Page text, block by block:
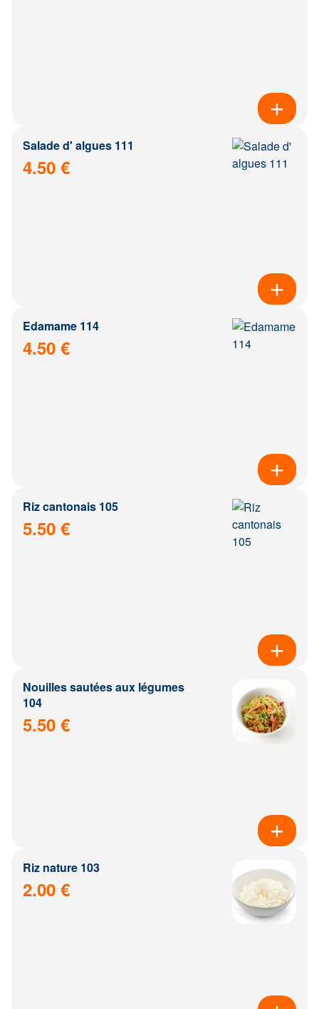
Salade d' algues 111
4.50 €
Edamame 114
4.50 €
Riz cantonais 105
5.50 €
Nouilles sautées aux légumes
104
5.50 €
Riz nature 103
2.00 €